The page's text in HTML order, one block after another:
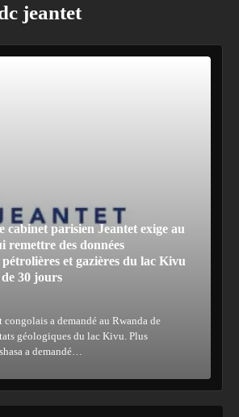
jeantet
cabinet parisien Jeantet exige au
remettre des données
et gazières du lac Kivu
30 jours
congolais a demandé au Rwanda de
géologiques du lac Kivu. Plus
a demandé…